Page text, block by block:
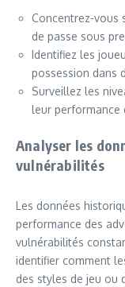
Concentrez-vous
de passe sous
Identifiez les
possession dans
Surveillez les
leur performance
Analyser les
vulnérabilités
Les données
performance des
vulnérabilités
identifier comment
des styles de jeu ou